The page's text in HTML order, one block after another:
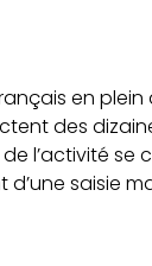
en
des
l’activité
saisie